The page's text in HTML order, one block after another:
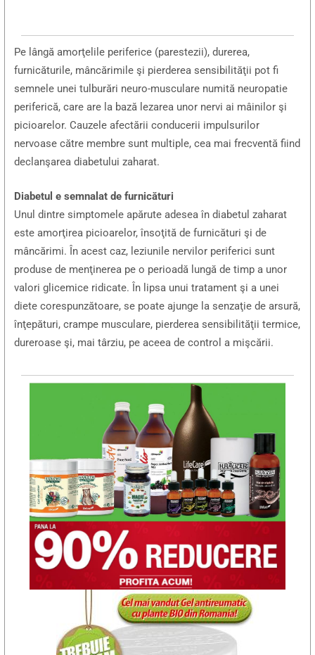
Pe lângă amorţelile periferice (parestezii), durerea,
furnicăturile, mâncărimile şi pierderea sensibilităţii pot fi
semnele unei tulburări neuro-musculare numită neuropatie
periferică, care are la bază lezarea unor nervi ai mâinilor şi
picioarelor. Cauzele afectării conducerii impulsurilor
nervoase către membre sunt multiple, cea mai frecventă fiind
declanşarea diabetului zaharat.
Diabetul e semnalat de furnicături
Unul dintre simptomele apărute adesea în diabetul zaharat
este amorţirea picioarelor, însoţită de furnicături şi de
mâncărimi. În acest caz, leziunile nervilor periferici sunt
produse de menţinerea pe o perioadă lungă de timp a unor
valori glicemice ridicate. În lipsa unui tratament şi a unei
diete corespunzătoare, se poate ajunge la senzaţie de arsură,
înţepături, crampe musculare, pierderea sensibilităţii termice,
dureroase şi, mai târziu, pe aceea de control a mişcării.